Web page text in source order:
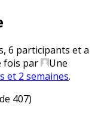
6 participants et a
fois par
Une
et 2 semaines.
407)